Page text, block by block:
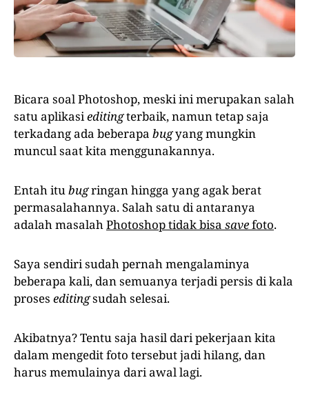
Bicara soal Photoshop, meski ini merupakan salah
satu aplikasieditingterbaik, namun tetap saja
terkadang ada beberapa bugyang mungkin
muncul saat kita menggunakannya.
Entah itubugringan hingga yang agak berat
permasalahannya. Salah satu di antaranya
adalah masalahPhotoshop tidak bisa savefoto.
Saya sendiri sudah pernah mengalaminya
beberapa kali, dan semuanya terjadi persis di kala
proses editingsudah selesai.
Akibatnya? Tentu saja hasil dari pekerjaan kita
dalam mengedit foto tersebut jadi hilang, dan
harus memulainya dari awal lagi.